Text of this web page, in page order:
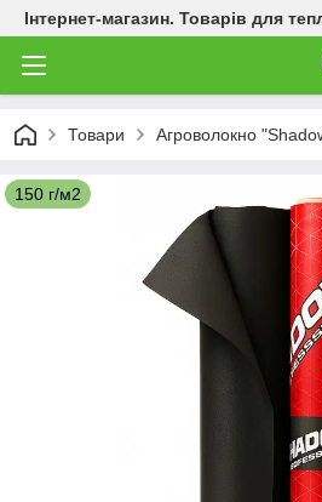
Інтернет-магазин. Товарів для
Товари Агроволокно
150 г/м2